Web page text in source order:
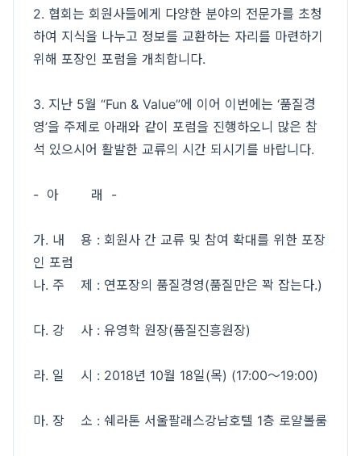
2. 협회는 회원사들에게 다양한 분야의 전문가를 초청
하여 지식을 나누고 정보를 교환하는 자리를 마련하기
위해 포장인 포럼을 개최합니다.
3. 지난 5월 “Fun & Value”에 이어 이번에는 ‘품질경
영’을 주제로 아래와 같이 포럼을 진행하오니 많은 참
석 있으시어 활발한 교류의 시간 되시기를 바랍니다.
- 아 래 -
가. 내 용 : 회원사 간 교류 및 참여 확대를 위한 포장
인 포럼
나. 주 제 : 연포장의 품질경영(품질만은 꽉 잡는다.)
다. 강 사 : 유영학 원장(품질진흥원장)
라. 일 시 : 2018년 10월 18일(목) (17:00～19:00)
마. 장 소 : 쉐라톤 서울팔래스강남호텔 1층 로얄볼룸